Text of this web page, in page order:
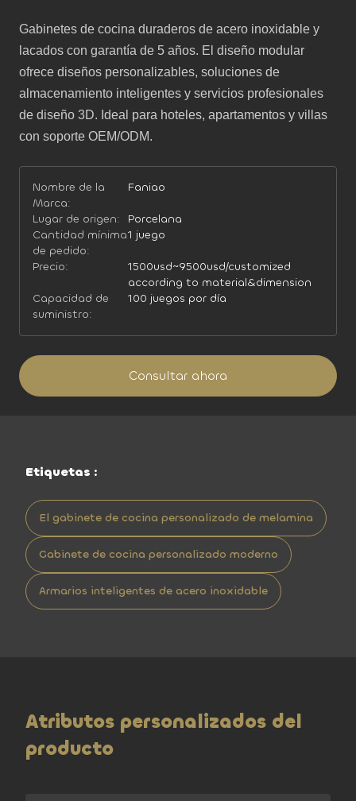
Gabinetes de cocina duraderos de acero inoxidable y
lacados con garantía de 5 años. El diseño modular
ofrece diseños personalizables, soluciones de
almacenamiento inteligentes y servicios profesionales
de diseño 3D. Ideal para hoteles, apartamentos y villas
con soporte OEM/ODM.
Nombre de la
Marca:
Faniao
Lugar de origen:
Porcelana
Cantidad mínima
de pedido:
1 juego
Precio:
1500usd~9500usd/customized
according to material&dimension
Capacidad de
suministro:
100 juegos por día
Consultar ahora
Etiquetas :
El gabinete de cocina personalizado de melamina
Gabinete de cocina personalizado moderno
Armarios inteligentes de acero inoxidable
Atributos personalizados del
producto